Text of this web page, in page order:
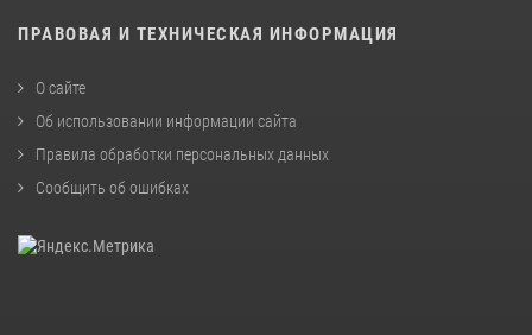
ПРАВОВАЯ И ТЕХНИЧЕСКАЯ ИНФОРМАЦИЯ
О сайте
Об использовании информации сайта
Правила обработки персональных данных
Сообщить об ошибках